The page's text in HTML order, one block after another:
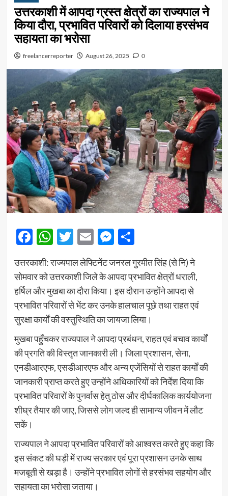
उत्तरकाशी में आपदा ग्रस्त क्षेत्रों का राज्यपाल ने
किया दौरा, प्रभावित परिवारों को दिलाया हरसंभव
सहायता का भरोसा
freelancerreporter August 26, 2025 0
Facebook
WhatsApp
Twitter
EmailMessenger
Share
उत्तरकाशी: राज्यपाल लेफ्टिनेंट जनरल गुरमीत सिंह (से नि) ने
सोमवार को उत्तरकाशी जिले के आपदा प्रभावित क्षेत्रों धराली,
हर्षिल और मुखबा का दौरा किया। इस दौरान उन्होंने आपदा से
प्रभावित परिवारों से भेंट कर उनके हालचाल पूछे तथा राहत एवं
सुरक्षा कार्यों की वस्तुस्थिति का जायजा लिया।
मुखबा पहुँचकर राज्यपाल ने आपदा प्रबंधन, राहत एवं बचाव कार्यों
की प्रगति की विस्तृत जानकारी ली। जिला प्रशासन, सेना,
एनडीआरएफ, एसडीआरएफ और अन्य एजेंसियों से राहत कार्यों की
जानकारी प्राप्त करते हुए उन्होंने अधिकारियों को निर्देश दिया कि
प्रभावित परिवारों के पुनर्वास हेतु ठोस और दीर्घकालिक कार्ययोजना
शीघ्र तैयार की जाए, जिससे लोग जल्द ही सामान्य जीवन में लौट
सकें।
राज्यपाल ने आपदा प्रभावित परिवारों को आश्वस्त करते हुए कहा कि
इस संकट की घड़ी में राज्य सरकार एवं पूरा प्रशासन उनके साथ
मजबूती से खड़ा है। उन्होंने प्रभावित लोगों से हरसंभव सहयोग और
सहायता का भरोसा जताया।